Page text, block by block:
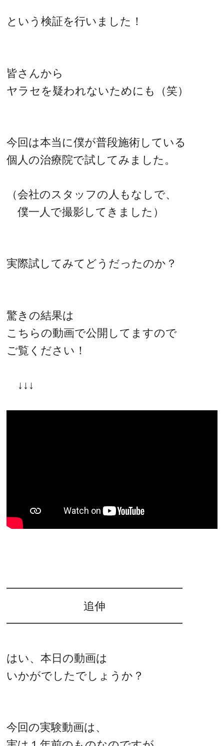
という検証を行いました！
皆さんから
ヤラセを疑われないためにも（笑）
今回は本当に僕が普段施術している
個人の治療院で試してみました。
（会社のスタッフの人もなしで、
僕一人で撮影してきました）
実際試してみてどうだったのか？
驚きの結果は
こちらの動画で公開してますので
ご覧ください！
↓↓↓
━━━━━━━━━━━━━━━━
追伸
━━━━━━━━━━━━━━━━
はい、本日の動画は
いかがでしたでしょうか？
今回の実験動画は、